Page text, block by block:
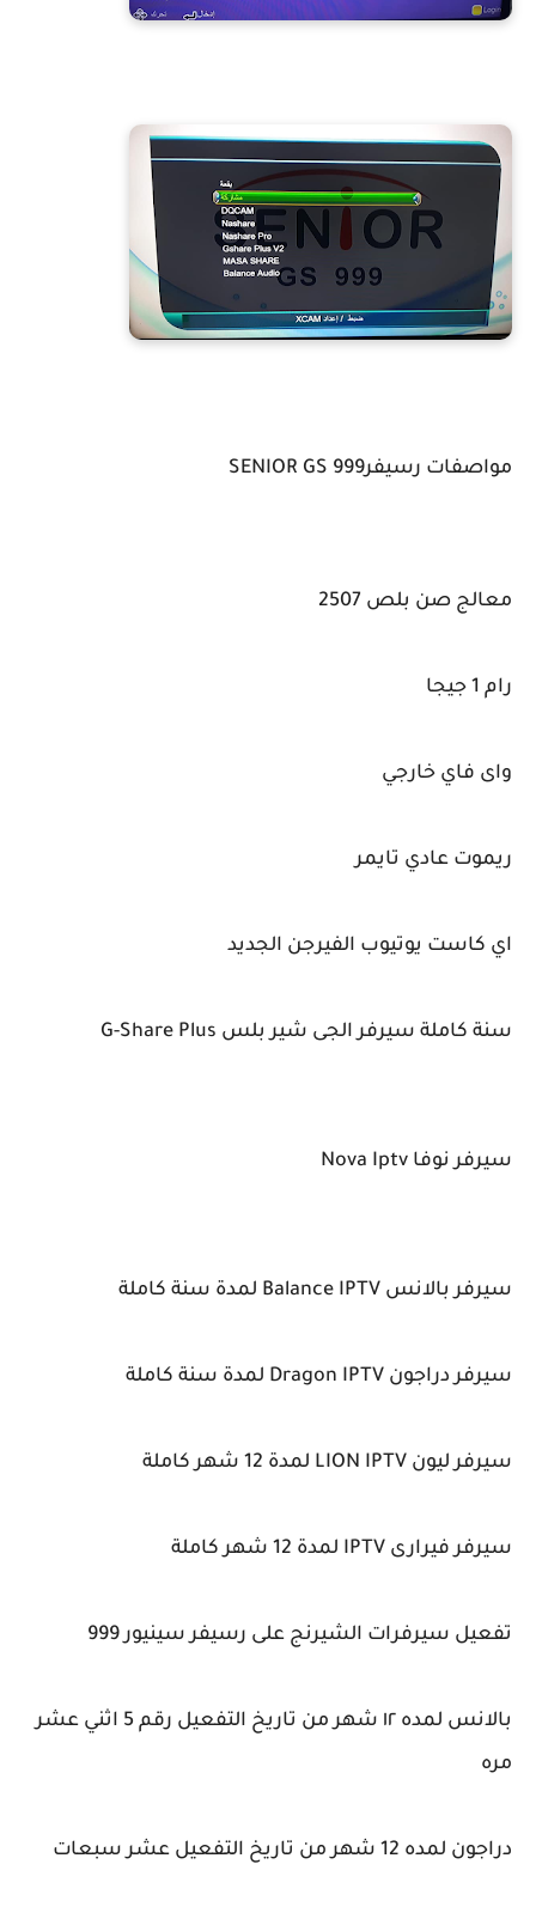
مواصفات رسيفرSENIOR GS 999
معالج صن بلص 2507
رام 1 جيجا
واى فاي خارجي
ريموت عادي تايمر
اي كاست يوتيوب الفيرجن الجديد
سنة كاملة سيرفر الجى شير بلس G-Share Plus
سيرفر نوفا Nova Iptv
سيرفر بالانس Balance IPTV لمدة سنة كاملة
سيرفر دراجون Dragon IPTV لمدة سنة كاملة
سيرفر ليون LION IPTV لمدة 12 شهر كاملة
سيرفر فيرارى IPTV لمدة 12 شهر كاملة
تفعيل سيرفرات الشيرنج على رسيفر سينيور 999
بالانس لمده ١٢ شهر من تاريخ التفعيل رقم 5 اثني عشر
مره
دراجون لمده 12 شهر من تاريخ التفعيل عشر سبعات